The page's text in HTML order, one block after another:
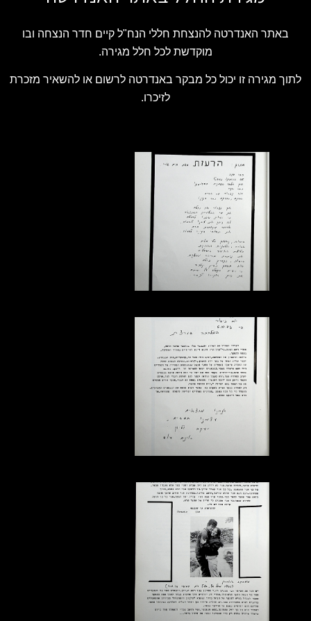
באתר האנדרטה להנצחת חללי הנח"ל קיים חדר הנצחה ובו
מוקדשת לכל חלל מגירה.
לתוך מגירה זו יכול כל מבקר באנדרטה לרשום או להשאיר מזכרת
לזיכרו.